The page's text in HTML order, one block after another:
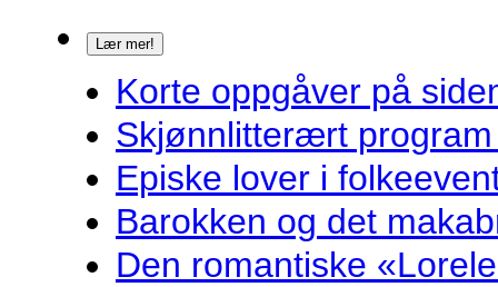
Lær mer!
Korte oppgåver på
Skjønnlitterært
Episke lover i
Barokken og det
Den romantiske